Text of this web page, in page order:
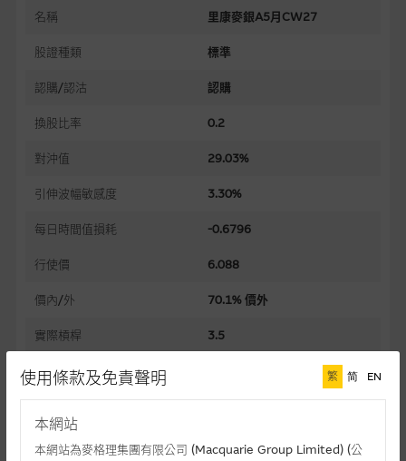
名稱 里康麥銀A5月CW27
股證種類 標準
認購/認沽 認購
換股比率 0.2
對沖值 29.03%
引伸波幅敏感度 3.30%
每日時間值損耗 -0.6796
行使價 6.088
價內/外 70.1% 價外
實際槓桿 3.5
過去30日正股歷史波幅
溢價 78.30%
使用條款及免責聲明 繁 简 EN
本網站
本網站為麥格理集團有限公司 (Macquarie Group Limited) (公